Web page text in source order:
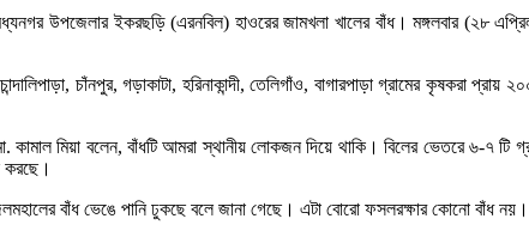
উপজেলার ইকরছড়ি (এরনবিল) হাওরের জামখলা খালের বাঁধ। মঙ্গলবার (২৮
চাঁনপুর, গড়াকাটা, হরিনাকান্দী, তেলিগাঁও, বাগারপাড়া গ্রামের কৃষকরা
মো. কামাল মিয়া বলেন, বাঁধটি আমরা স্থানীয় লোকজন দিয়ে থাকি। বিলের ভেতরে ৬-৭
করছে।
বাঁধ ভেঙে পানি ঢুকছে বলে জানা গেছে। এটা বোরো ফসলরক্ষার কোনো বাঁধ